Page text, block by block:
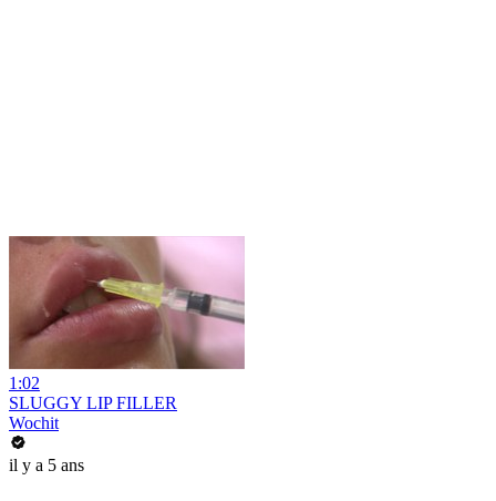
1:02
SLUGGY LIP FILLER
Wochit
il y a 5 ans